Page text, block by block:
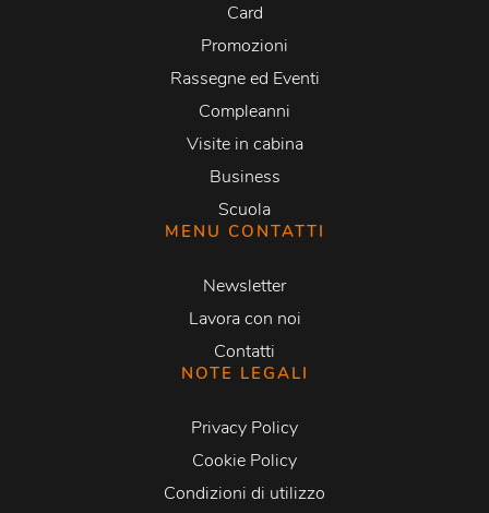
Card
Promozioni
Rassegne ed Eventi
Compleanni
Visite in cabina
Business
Scuola
MENU CONTATTI
Newsletter
Lavora con noi
Contatti
NOTE LEGALI
Privacy Policy
Cookie Policy
Condizioni di utilizzo